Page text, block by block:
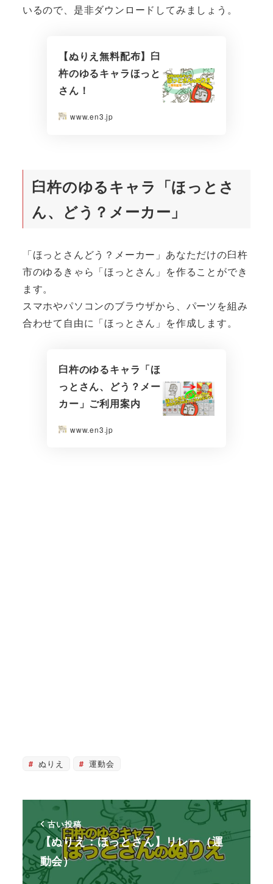
いるので、是非ダウンロードしてみましょう。
【ぬりえ無料配布】臼
杵のゆるキャラほっと
さん！
www.en3.jp
臼杵のゆるキャラ「ほっとさ
ん、どう？メーカー」
「ほっとさんどう？メーカー」あなただけの臼杵
市のゆるきゃら「ほっとさん」を作ることができ
ます。
スマホやパソコンのブラウザから、パーツを組み
合わせて自由に「ほっとさん」を作成します。
臼杵のゆるキャラ「ほ
っとさん、どう？メー
カー」ご利用案内
www.en3.jp
ぬりえ 運動会
古い投稿
【ぬりえ：ほっとさん】リレー（運
動会）